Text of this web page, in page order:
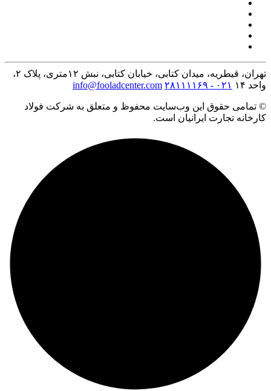
تهران، قیطریه، میدان کتابی، خیابان کتابی، نبش ۱۲متری، پلاک ۲،
واحد ۱۴
۰۲۱ - ۲۸۱۱۱۱۶۹ info@fooladcenter.com
© تمامی حقوق این وب‌سایت محفوظ و متعلق به شرکت فولاد
کارخانه تجارت ایرانیان است.